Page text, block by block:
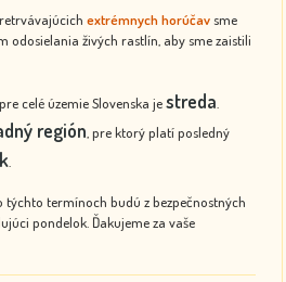
extrémnych horúčav sme
živých rastlín, aby sme zaistili
celé územie Slovenska jestreda
región , pre ktorý platí posledný
týchto termínoch budú z bezpečnostných
pondelok. Ďakujeme za vaše